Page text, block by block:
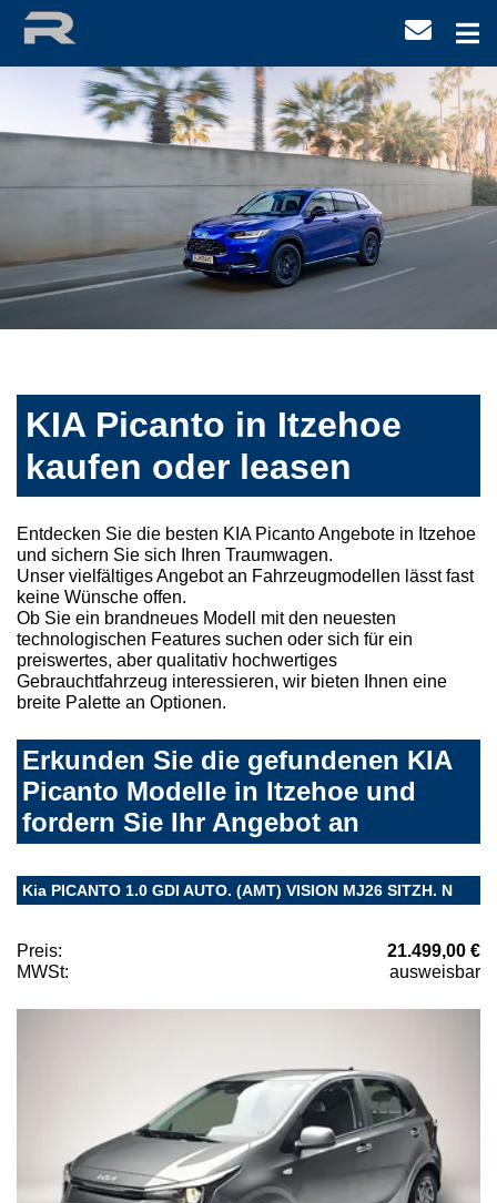
KIA Picanto in Itzehoe
kaufen oder leasen
Entdecken Sie die besten KIA Picanto Angebote in Itzehoe
und sichern Sie sich Ihren Traumwagen.
Unser vielfältiges Angebot an Fahrzeugmodellen lässt fast
keine Wünsche offen.
Ob Sie ein brandneues Modell mit den neuesten
technologischen Features suchen oder sich für ein
preiswertes, aber qualitativ hochwertiges
Gebrauchtfahrzeug interessieren, wir bieten Ihnen eine
breite Palette an Optionen.
Erkunden Sie die gefundenen KIA
Picanto Modelle in Itzehoe und
fordern Sie Ihr Angebot an
Kia PICANTO 1.0 GDI AUTO. (AMT) VISION MJ26 SITZH. N
Preis:
21.499,00 €
MWSt:
ausweisbar